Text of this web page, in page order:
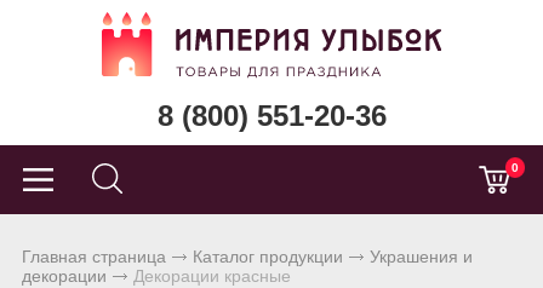
8 (800) 551-20-36
0
Главная страница Каталог продукции
Украшения и
декорации
Декорации красные